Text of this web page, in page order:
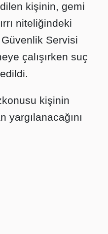
kişinin, gemi
niteliğindeki
Servisi
çalışırken suç
kişinin